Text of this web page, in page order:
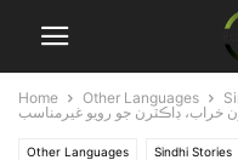
Home Other Languages
خراب، ڊاڪٽرن جو رويو غيرمناسب
Other Languages Sindhi Stories